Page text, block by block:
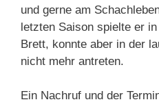
und gerne am
letzten Saison spielte er
Brett, konnte aber in der
nicht mehr antreten.
Ein Nachruf und der